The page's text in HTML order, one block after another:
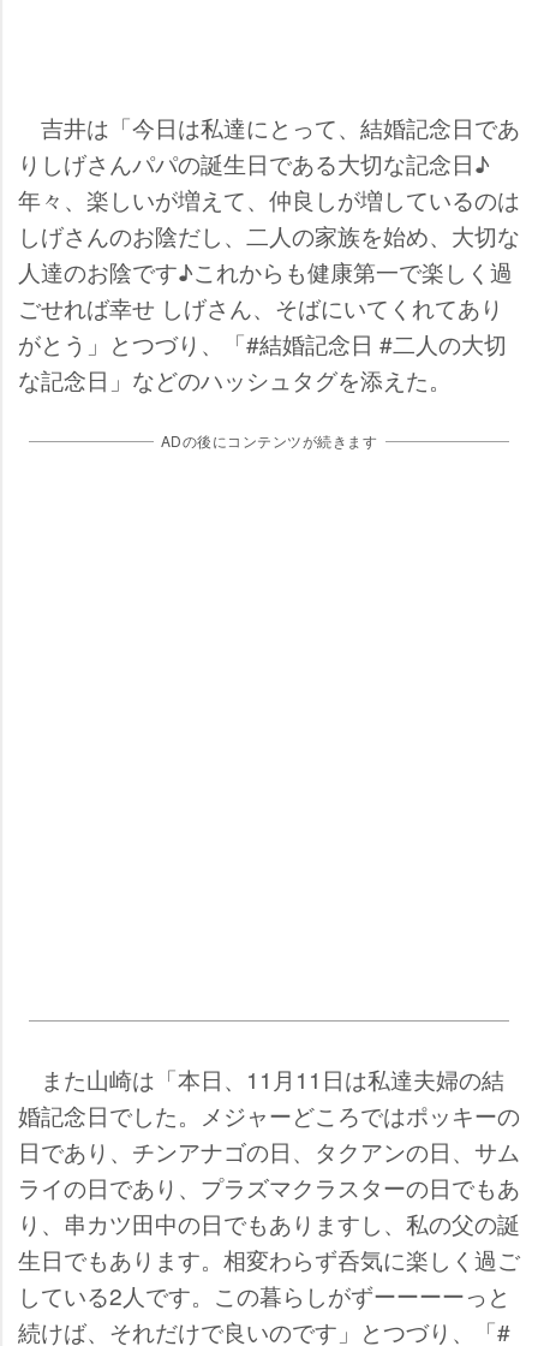
吉井は「今日は私達にとって、結婚記念日であ
りしげさんパパの誕生日である大切な記念日♪
年々、楽しいが増えて、仲良しが増しているのは
しげさんのお陰だし、二人の家族を始め、大切な
人達のお陰です♪これからも健康第一で楽しく過
ごせれば幸せ しげさん、そばにいてくれてあり
がとう」とつづり、「#結婚記念日 #二人の大切
な記念日」などのハッシュタグを添えた。
ADの後にコンテンツが続きます
また山崎は「本日、11月11日は私達夫婦の結
婚記念日でした。メジャーどころではポッキーの
日であり、チンアナゴの日、タクアンの日、サム
ライの日であり、プラズマクラスターの日でもあ
り、串カツ田中の日でもありますし、私の父の誕
生日でもあります。相変わらず呑気に楽しく過ご
している2人です。この暮らしがずーーーーっと
続けば、それだけで良いのです」とつづり、「#